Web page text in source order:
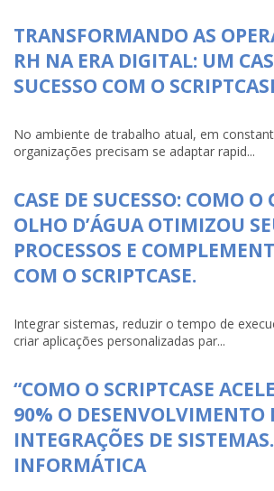
TRANSFORMANDO AS
RH NA ERA DIGITAL: UM
SUCESSO COM O
No ambiente de trabalho atual, em
organizações precisam se adaptar rapid...
CASE DE SUCESSO: COMO O
OLHO D’ÁGUA OTIMIZOU
PROCESSOS E
COM O SCRIPTCASE.
Integrar sistemas, reduzir o tempo de
criar aplicações personalizadas par...
“COMO O SCRIPTCASE
90% O DESENVOLVIMENTO
INTEGRAÇÕES DE
INFORMÁTICA